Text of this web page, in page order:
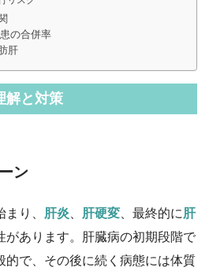
の合併率
肝
解と対策
ン
まり、 肝炎 肝硬変 、最終的に肝
があります。肝臓病の初期段階で
的で、その後に続く病態には体質